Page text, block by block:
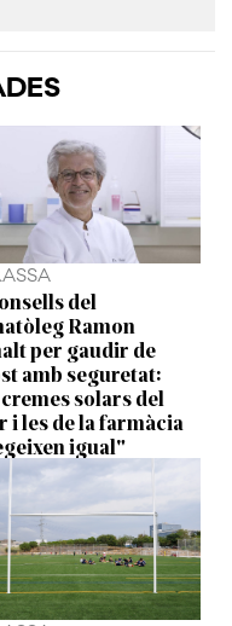
del
Ramon
per gaudir de
amb seguretat:
solars del
i les de la farmàcia
igual"